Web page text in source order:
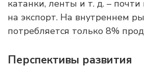
катанки, ленты и т. д. –
на экспорт. На внутреннем
потребляется только 8%
Перспективы развития